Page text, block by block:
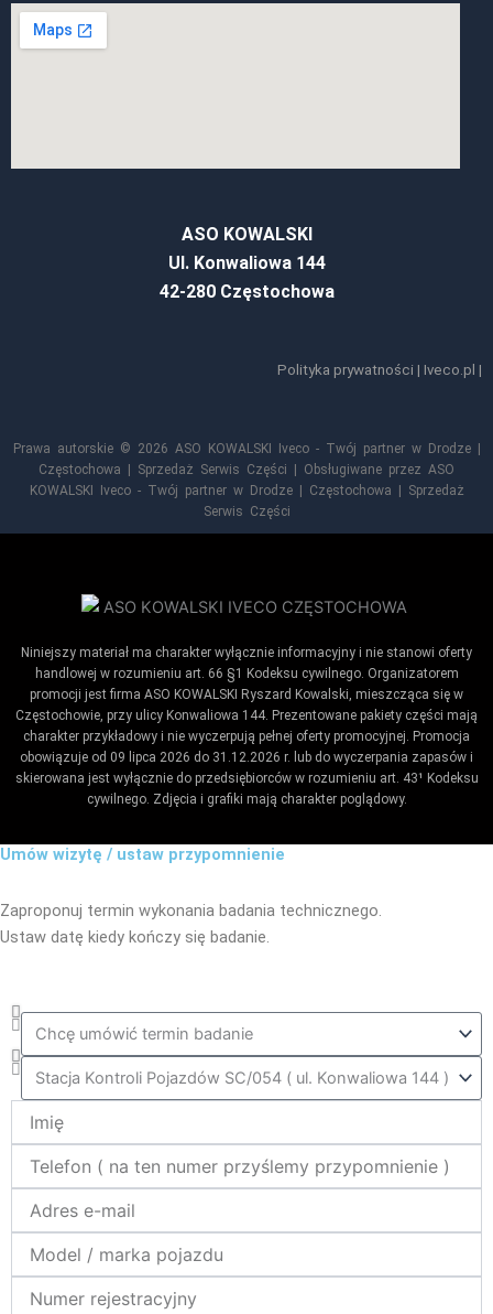
ASO KOWALSKI
Ul. Konwaliowa 144
42-280 Częstochowa
Polityka prywatności | Iveco.pl |
Prawa autorskie © 2026 ASO KOWALSKI Iveco - Twój partner w Drodze |
Częstochowa | Sprzedaż Serwis Części | Obsługiwane przez ASO
KOWALSKI Iveco - Twój partner w Drodze | Częstochowa | Sprzedaż
Serwis Części
Niniejszy materiał ma charakter wyłącznie informacyjny i nie stanowi oferty
handlowej w rozumieniu art. 66 §1 Kodeksu cywilnego. Organizatorem
promocji jest firma ASO KOWALSKI Ryszard Kowalski, mieszcząca się w
Częstochowie, przy ulicy Konwaliowa 144. Prezentowane pakiety części mają
charakter przykładowy i nie wyczerpują pełnej oferty promocyjnej. Promocja
obowiązuje od 09 lipca 2026 do 31.12.2026 r. lub do wyczerpania zapasów i
skierowana jest wyłącznie do przedsiębiorców w rozumieniu art. 43¹ Kodeksu
cywilnego. Zdjęcia i grafiki mają charakter poglądowy.
Umów wizytę / ustaw przypomnienie
Zaproponuj termin wykonania badania technicznego.
Ustaw datę kiedy kończy się badanie.
Co_zrobic
ktora_stacja
mail